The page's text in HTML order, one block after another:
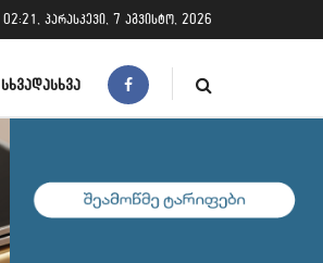
02:21, პარასკევი, 7 აგვისტო, 2026
ᲡᲮᲕᲐᲓᲐᲡᲮᲕᲐ